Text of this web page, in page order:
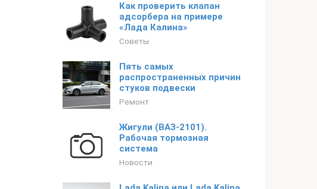
Как проверить клапан
адсорбера на примере
«Лада Калина»
Советы
Пять самых
распространенных причин
стуков подвески
Ремонт
Жигули (ВАЗ-2101).
Рабочая тормозная
система
Новости